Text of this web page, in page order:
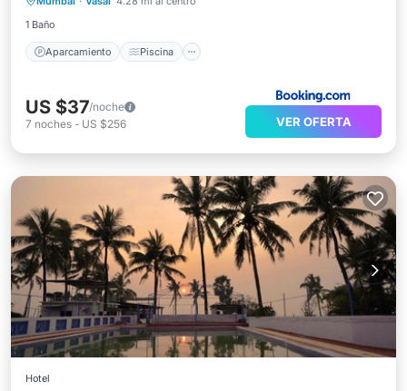
1 Baño
Aparcamiento Piscina
Aire acondicionado
US $37/noche
7 noches - US $256 VER OFERTA
Hotel